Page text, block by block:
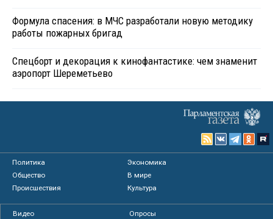
Формула спасения: в МЧС разработали новую методику
работы пожарных бригад
Спецборт и декорация к кинофантастике: чем знаменит
аэропорт Шереметьево
Политика
Экономика
Общество
В мире
Происшествия
Культура
Видео
Опросы